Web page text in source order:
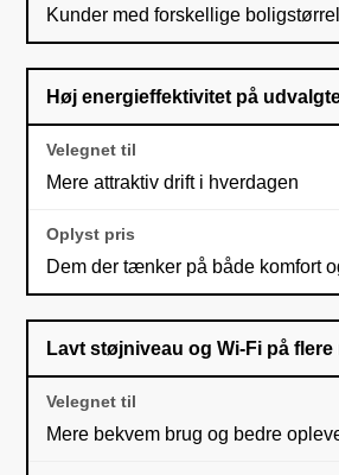
Kunder med forskellige
Høj energieffektivitet på
Mere attraktiv drift i hverdagen
Dem der tænker på både komfort
Lavt støjniveau og Wi-Fi på flere
Mere bekvem brug og bedre